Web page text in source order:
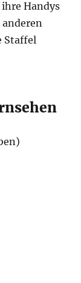
Handys
Staffel